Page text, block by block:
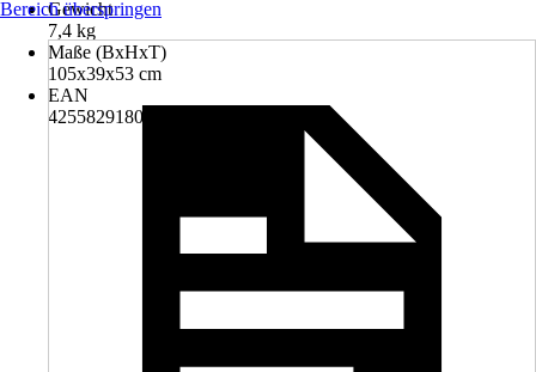
Gewicht
7,4 kg
Maße (BxHxT)
105x39x53 cm
EAN
4255829180808
Bereich überspringen